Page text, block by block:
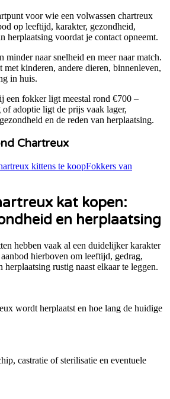
voor wie een volwassen chartreux
op leeftijd, karakter, gezondheid,
herplaatsing voordat je contact opneemt.
naar snelheid en meer naar match.
met kinderen, andere dieren, binnenleven,
in huis.
een fokker ligt meestal rond €700 –
of adoptie ligt de prijs vaak lager,
en de reden van herplaatsing.
Chartreux
kittens te koopFokkers van
kat kopen:
en herplaatsing
hebben vaak al een duidelijker karakter
hierboven om leeftijd, gedrag,
herplaatsing rustig naast elkaar te leggen.
wordt herplaatst en hoe lang de huidige
castratie of sterilisatie en eventuele